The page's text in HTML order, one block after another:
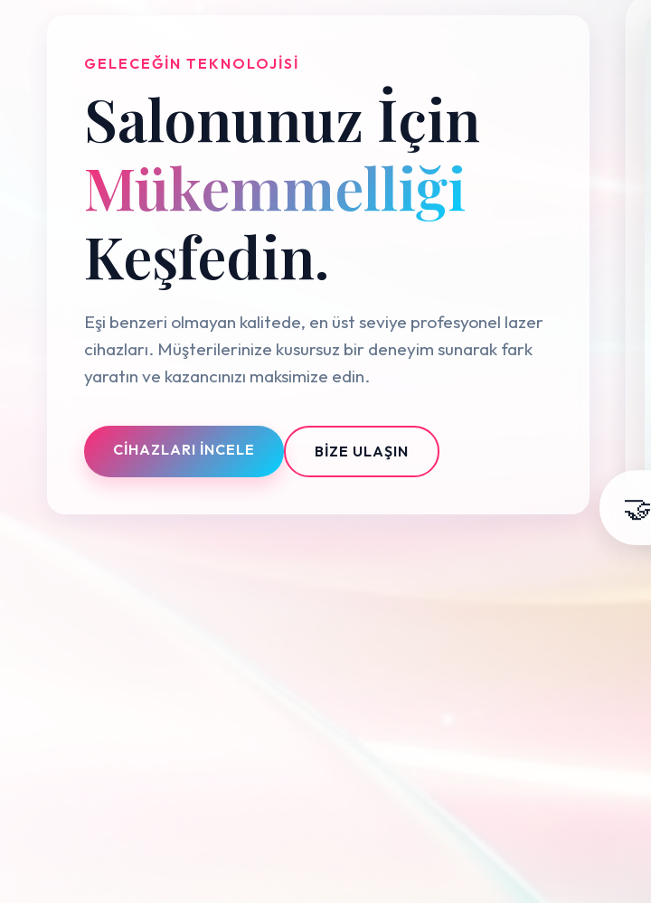
GELECEĞIN TEKNOLOJISI
Salonunuz İçin
Mükemmelliği
Keşfedin.
Eşi benzeri olmayan kalitede, en üst seviye profesyonel lazer
cihazları. Müşterilerinize kusursuz bir deneyim sunarak fark
yaratın ve kazancınızı maksimize edin.
CIHAZLARI İNCELE BIZE ULAŞIN
🤝